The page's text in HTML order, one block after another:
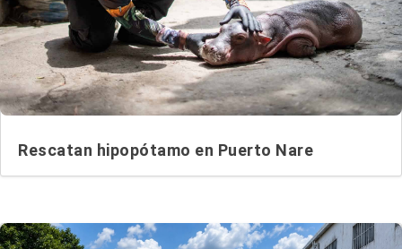
Rescatan hipopótamo en Puerto Nare